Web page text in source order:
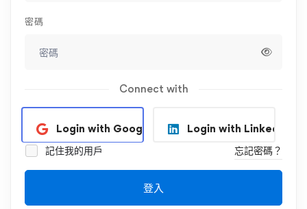
密碼
Connect with
Login with Google
Login with Linkedin
記住我的用戶
忘記密碼？
登入